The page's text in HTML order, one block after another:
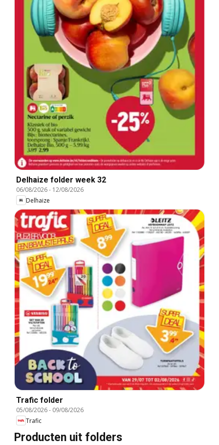
Delhaize folder week 32
06/08/2026- 12/08/2026
Delhaize
Trafic folder
05/08/2026- 09/08/2026
Trafic
Producten uit folders